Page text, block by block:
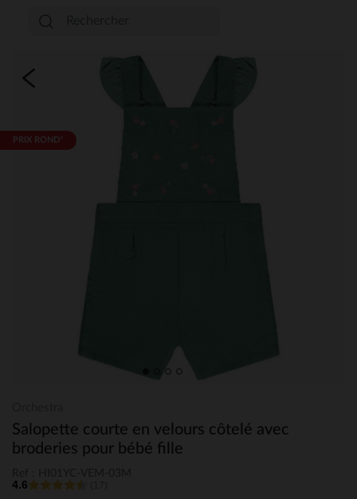
PRIX ROND*
Salopette courte en velours côtelé avec
broderies pour bébé fille
4.6